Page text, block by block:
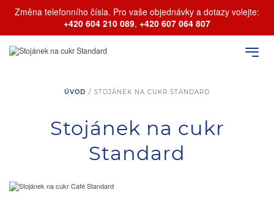
Změna telefonního čísla. Pro vaše objednávky a dotazy volejte:
+420 604 210 089, +420 607 064 807
ÚVOD / STOJÁNEK NA CUKR STANDARD
Stojánek na cukr
Standard